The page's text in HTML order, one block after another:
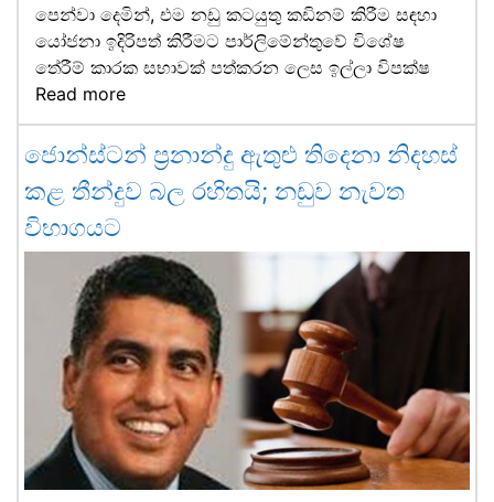
පෙන්වා දෙමින්, එම නඩු කටයුතු කඩිනම් කිරීම සඳහා
යෝජනා ඉදිරිපත් කිරීමට පාර්ලිමේන්තුවේ විශේෂ
තේරීම් කාරක සභාවක් පත්කරන ලෙස ඉල්ලා විපක්ෂ
Read more
ජොන්ස්ටන් ප්‍රනාන්දු ඇතුළු තිදෙනා නිදහස්
කළ තීන්දුව බල රහිතයි; නඩුව නැවත
විභාගයට